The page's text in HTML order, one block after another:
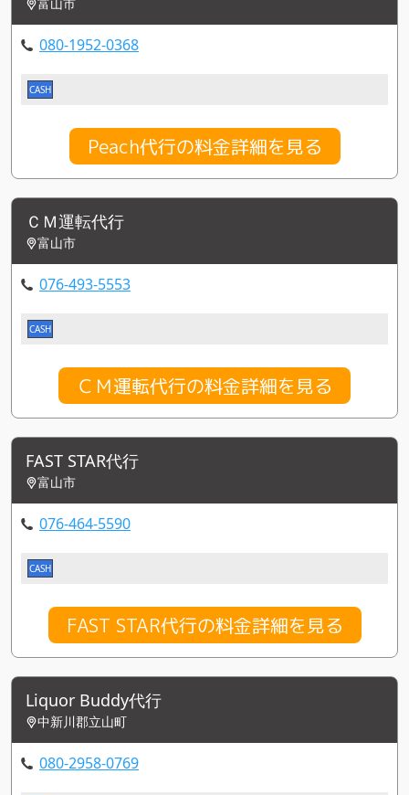
080-1952-0368
CASH
Peach代行の料金詳細を見る
ＣＭ運転代行
富山市
076-493-5553
CASH
ＣＭ運転代行の料金詳細を見る
FAST STAR代行
富山市
076-464-5590
CASH
FAST STAR代行の料金詳細を見る
Liquor Buddy代行
中新川郡立山町
080-2958-0769